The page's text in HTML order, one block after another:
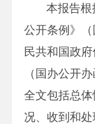
本报告根
公开条例》
民共和国政
（国办公开
全文包括总
况、收到和